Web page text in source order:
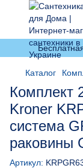
Каталог
Комплект
Kroner
система
раковины
Артикул: